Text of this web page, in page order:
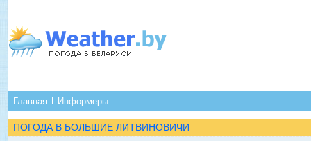
Главная Информеры
ПОГОДА В БОЛЬШИЕ ЛИТВИНОВИЧИ